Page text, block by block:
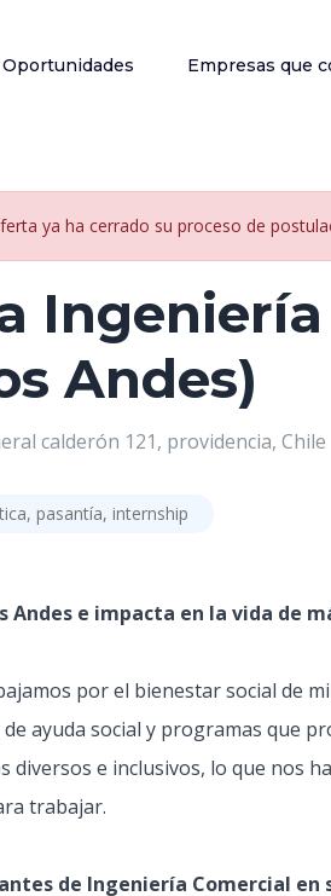
Oportunidades Empresas que
ya ha cerrado su proceso de
Andes)
calderón 121, providencia, Chile
pasantía, internship
Andes e impacta en la vida de
por el bienestar social de
ayuda social y programas que
diversos e inclusivos, lo que nos
trabajar.
de Ingeniería Comercial en